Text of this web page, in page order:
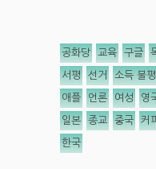
공화당 교육 구글
서평 선거 소득 불
애플 언론 여성 영
일본 종교 중국 커
한국